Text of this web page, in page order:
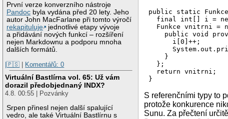
První verze konverzního nástroje
Pandoc byla vydána před 20 lety. Jeho
autor John MacFarlane při tomto výročí
rekapituluje
jednotlivé etapy vývoje
a přidávání nových funkcí – rozšíření
nejen Markdownu a podporu mnoha
dalších formátů.
|🇵🇸 | Komentářů: 0
Virtuální Bastlírna vol. 65: Už vám
dorazil předobjednaný INDX?
4.8. 00:55 | Pozvánky
Srpen přinesl nejen další spalující
vedro, ale také Virtuální Bastlírnu s
public static
final int[] i =
Funkce vnitrni =
public void
      i[0]++;
    }
  };
  return vnitrni;
}
S referenčními typy to
protože konkurence
Sunu. Za přečtení